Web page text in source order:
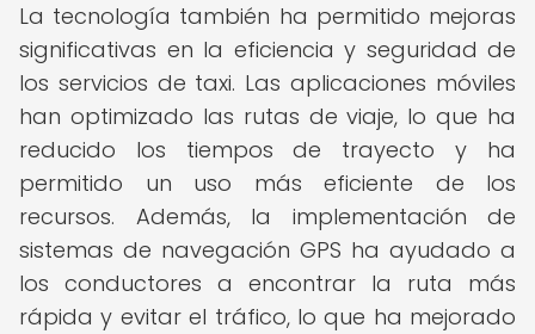
La tecnología también ha permitido mejoras
significativas en la eficiencia y seguridad de
los servicios de taxi. Las aplicaciones móviles
han optimizado las rutas de viaje, lo que ha
reducido los tiempos de trayecto y ha
permitido un uso más eficiente de los
recursos. Además, la implementación de
sistemas de navegación GPS ha ayudado a
los conductores a encontrar la ruta más
rápida y evitar el tráfico, lo que ha mejorado